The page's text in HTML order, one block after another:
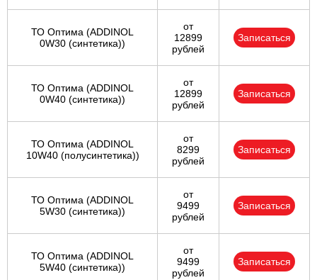
ТО Оптима (ADDINOL
0W30 (синтетика))
от
12899
рублей
Записаться
ТО Оптима (ADDINOL
0W40 (синтетика))
от
12899
рублей
Записаться
ТО Оптима (ADDINOL
10W40 (полусинтетика))
от
8299
рублей
Записаться
ТО Оптима (ADDINOL
5W30 (синтетика))
от
9499
рублей
Записаться
ТО Оптима (ADDINOL
5W40 (синтетика))
от
9499
рублей
Записаться